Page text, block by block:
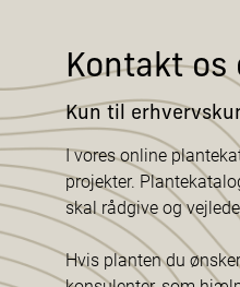
Kontakt
Kun til
I vores online
projekter.
skal rådgive og
Hvis planten du